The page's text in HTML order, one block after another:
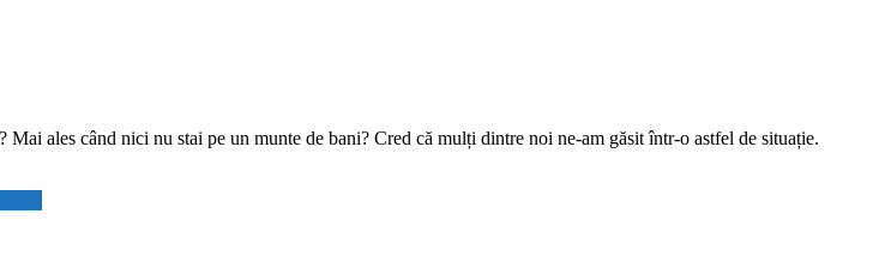
ales când nici nu stai pe un munte de bani? Cred că mulți dintre noi ne-am găsit într-o astfel de situație.